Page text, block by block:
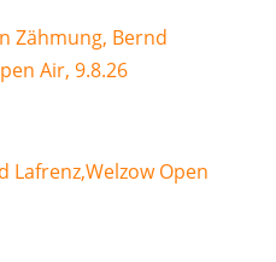
Zähmung, Bernd
Air, 9.8.26
Lafrenz,Welzow Open